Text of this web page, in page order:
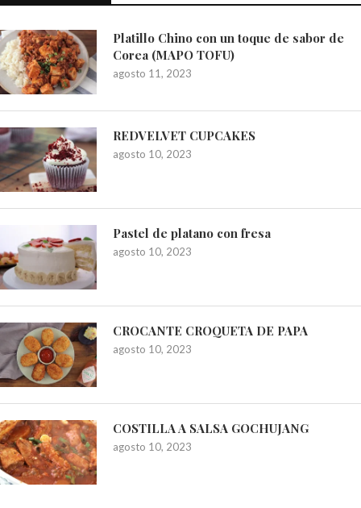
Platillo Chino con un toque de sabor de
Corea (MAPO TOFU)
agosto 11, 2023
REDVELVET CUPCAKES
agosto 10, 2023
Pastel de platano con fresa
agosto 10, 2023
CROCANTE CROQUETA DE PAPA
agosto 10, 2023
COSTILLA A SALSA GOCHUJANG
agosto 10, 2023